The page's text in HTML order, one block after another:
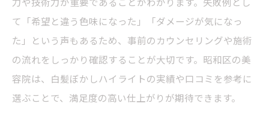
て「希望と違う色味になった」「ダメージが気になっ
た」という声もあるため、事前のカウンセリングや施術
の流れをしっかり確認することが大切です。昭和区の美
容院は、白髪ぼかしハイライトの実績や口コミを参考に
選ぶことで、満足度の高い仕上がりが期待できます。